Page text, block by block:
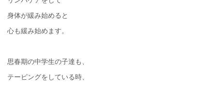
身体が緩み始めると
心も緩み始めます。
思春期の中学生の子達も、
テーピングをしている時、